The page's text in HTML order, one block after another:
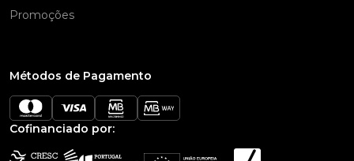
Promoções
Métodos de Pagamento
Cofinanciado por: